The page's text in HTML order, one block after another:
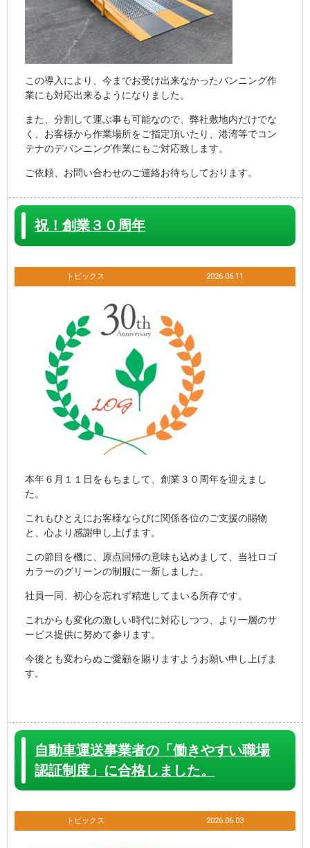
この導入により、今までお受け出来なかったバンニング作
業にも対応出来るようになりました。
また、分割して運ぶ事も可能なので、弊社敷地内だけでな
く、お客様から作業場所をご指定頂いたり、港湾等でコン
テナのデバンニング作業にもご対応致します。
ご依頼、お問い合わせのご連絡お待ちしております。
祝！創業３０周年
トピックス 2026.06.11
本年６月１１日をもちまして、創業３０周年を迎えまし
た。
これもひとえにお客様ならびに関係各位のご支援の賜物
と、心より感謝申し上げます。
この節目を機に、原点回帰の意味も込めまして、当社ロゴ
カラーのグリーンの制服に一新しました。
社員一同、初心を忘れず精進してまいる所存です。
これからも変化の激しい時代に対応しつつ、より一層のサ
ービス提供に努めて参ります。
今後とも変わらぬご愛顧を賜りますようお願い申し上げま
す。
自動車運送事業者の「働きやすい職場
認証制度」に合格しました。
トピックス 2026.06.03